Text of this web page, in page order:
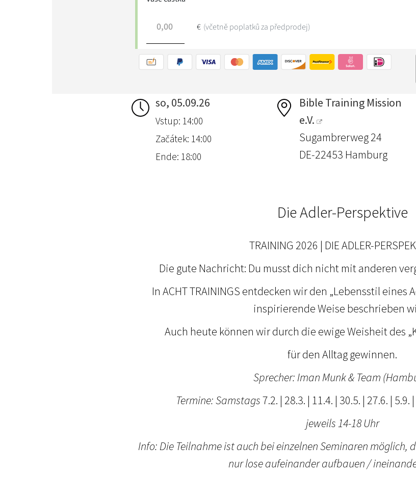
so, 05.09.26
Vstup: 14:00
Začátek: 14:00
Ende: 18:00
Bible Training Mission
e.V.
Sugambrerweg 24
DE-22453 Hamburg
Die Adler-Perspektive
TRAINING 2026 | DIE ADLER-
Die gute Nachricht: Du musst dich nicht mit anderen
In ACHT TRAININGS entdecken wir den „Lebensstil eines
inspirierende Weise beschrieben
Auch heute können wir durch die ewige Weisheit des
für den Alltag gewinnen.
Sprecher: Iman Munk & Team
Termine: Samstags7.2. | 28.3. | 11.4. | 30.5. | 27.6. |
jeweils 14-18 Uhr
Info: Die Teilnahme ist auch bei einzelnen Seminaren möglich,
nur lose aufeinander aufbauen /